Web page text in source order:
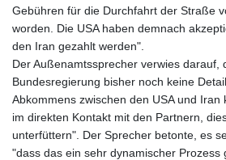
Gebühren für die Durchfahrt der Straße
worden. Die USA haben demnach
den Iran gezahlt werden".
Der Außenamtssprecher verwies darauf,
Bundesregierung bisher noch keine
Abkommens zwischen den USA und Iran
im direkten Kontakt mit den Partnern,
unterfüttern". Der Sprecher betonte, es
"dass das ein sehr dynamischer Prozess